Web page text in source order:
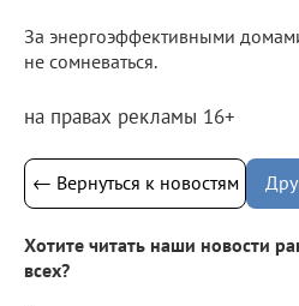
За энергоэффективными
не сомневаться.
на правах рекламы 16+
← Вернуться к новостям
Хотите читать наши новости
всех?